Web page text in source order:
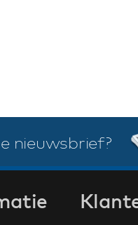
nieuwsbrief?